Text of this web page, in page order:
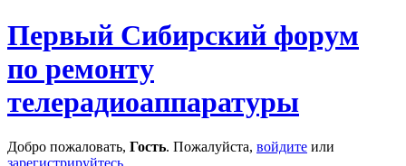
Первый Сибирский форум
по ремонту
телерадиоаппаратуры
Добро пожаловать, Гость. Пожалуйста, войдите или
зарегистрируйтесь.